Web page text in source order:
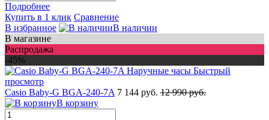
Подробнее
Купить в 1 клик Сравнение
В избранное
В наличии
В магазине
Распродажа
-45%
Быстрый
просмотр
Casio Baby-G BGA-240-7A 7 144 руб. 12 990 руб.
В корзину